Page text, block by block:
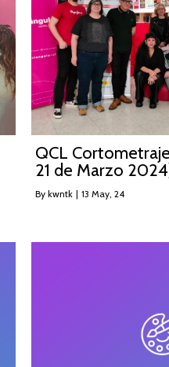
QCL
21 de Marzo
By kwntk | 13 May, 24